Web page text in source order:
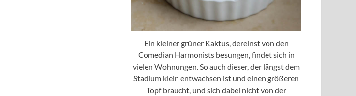
Ein kleiner grüner Kaktus, dereinst von den
Comedian Harmonists besungen, findet sich in
vielen Wohnungen. So auch dieser, der längst dem
Stadium klein entwachsen ist und einen größeren
Topf braucht, und sich dabei nicht von der